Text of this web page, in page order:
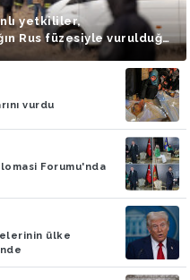
yetkililer,
Rus füzesiyle vurulduğu
vurdu
Forumu'nda
ülke